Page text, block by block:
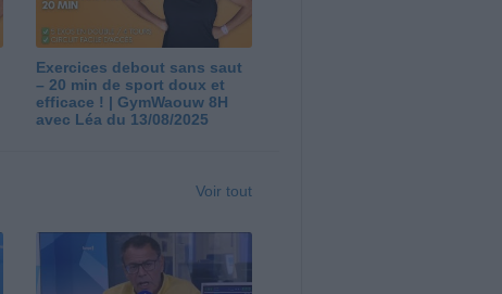
Exercices debout sans saut
– 20 min de sport doux et
efficace ! | GymWaouw 8H
avec Léa du 13/08/2025
Voir tout